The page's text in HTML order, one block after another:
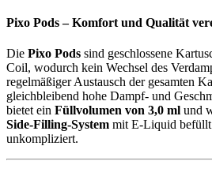
Pixo Pods – Komfort und Qualität
Die Pixo Pods sind geschlossene
Coil, wodurch kein Wechsel des
regelmäßiger Austausch der gesamten
gleichbleibend hohe Dampf- und
bietet ein Füllvolumen von 3,0 ml und
Side-Filling-System mit E-Liquid befüllt
unkompliziert.